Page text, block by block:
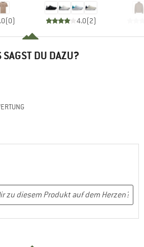
(0) 4.0(2)
SAGST DU DAZU?